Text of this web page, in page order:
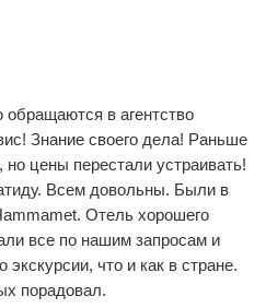
в агентство
Знание своего дела! Раньше
цены перестали устраивать!
Всем довольны. Были в
Отель хорошего
все по нашим запросам и
что и как в стране.
порадовал.